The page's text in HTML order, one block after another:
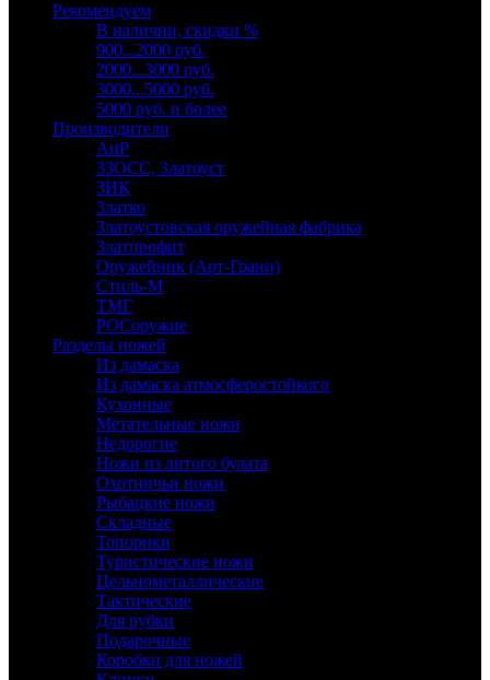
Рекомендуем
В наличии, скидки %
900...2000 руб.
2000...3000 руб.
3000...5000 руб.
5000 руб. и более
Производители
АиР
ЗЗОСС, Златоуст
ЗИК
Златко
Златоустовская оружейная фабрика
Златпрофит
Оружейник (Арт-Грани)
Стиль-М
ТМГ
РОСоружие
Разделы ножей
Из дамаска
Из дамаска атмосферостойкого
Кухонные
Метательные ножи
Недорогие
Ножи из литого булата
Охотничьи ножи
Рыбацкие ножи
Складные
Топорики
Туристические ножи
Цельнометаллические
Тактические
Для рубки
Подарочные
Коробки для ножей